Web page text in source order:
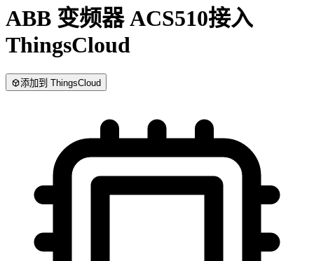
ABB 变频器 ACS510接入
ThingsCloud
添加到 ThingsCloud